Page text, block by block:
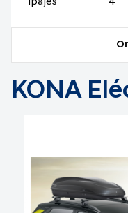
KONA